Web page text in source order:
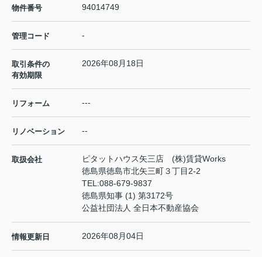
物件番号 94014749
管理コード -
取引条件の
有効期限
2026年08月18日
リフォーム ---
リノベーション --
取扱会社
ピタットハウス矢三店 (株)賃貸Works
徳島県徳島市北矢三町３丁目2-2
TEL:088-679-9837
徳島県知事 (1) 第3172号
公益社団法人 全日本不動産協会
情報更新日 2026年08月04日